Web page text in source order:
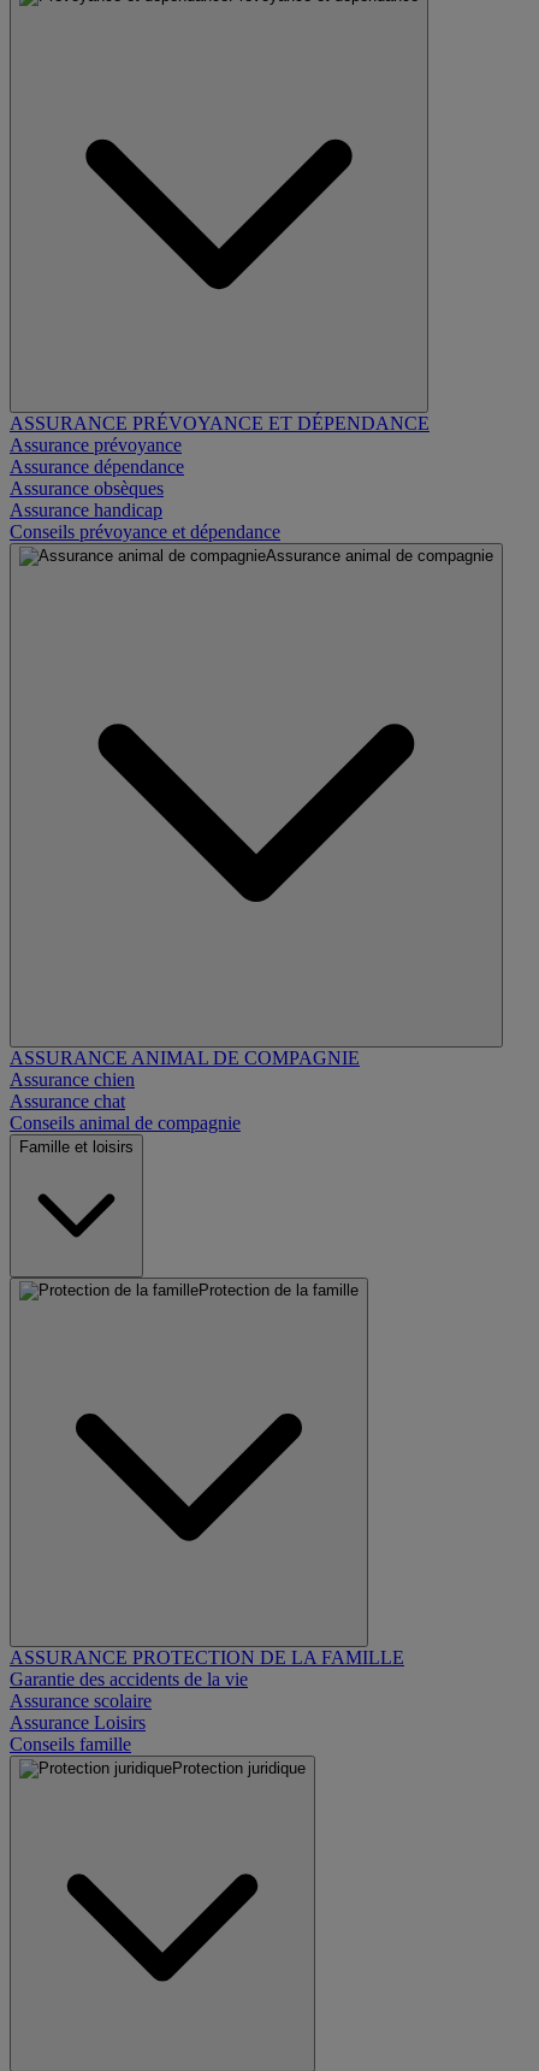
ASSURANCE PRÉVOYANCE ET DÉPENDANCE
Assurance prévoyance
Assurance dépendance
Assurance obsèques
Assurance handicap
Conseils prévoyance et dépendance
Assurance animal de compagnie
ASSURANCE ANIMAL DE COMPAGNIE
Assurance chien
Assurance chat
Conseils animal de compagnie
Famille et loisirs
Protection de la famille
ASSURANCE PROTECTION DE LA FAMILLE
Garantie des accidents de la vie
Assurance scolaire
Assurance Loisirs
Conseils famille
Protection juridique